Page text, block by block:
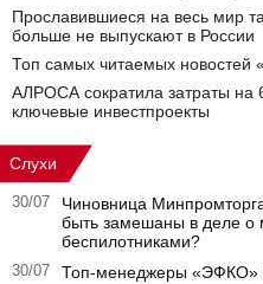
Прославившиеся на весь мир
больше не выпускают в России
Топ самых читаемых новостей
АЛРОСА сократила затраты на
ключевые инвестпроекты
Слухи
30/07
Чиновница
быть замешаны в деле о
беспилотниками?
30/07 Топ-менеджеры «ЭФКО»